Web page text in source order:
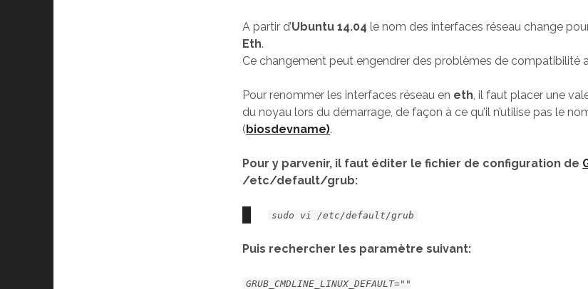
A partir d’Ubuntu 14.04 le nom des interfaces réseau change
Eth.
Ce changement peut engendrer des problèmes de compatibilité
Pour renommer les interfaces réseau en eth, il faut placer une
du noyau lors du démarrage, de façon à ce qu’il n’utilise pas le
( biosdevname).
Pour y parvenir, il faut éditer le fichier de configuration de
/etc/default/grub:
sudo vi /etc/default/grub
Puis rechercher les paramètre suivant:
GRUB_CMDLINE_LINUX_DEFAULT=""